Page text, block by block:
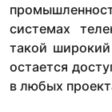
системах
такой
остается
в любых